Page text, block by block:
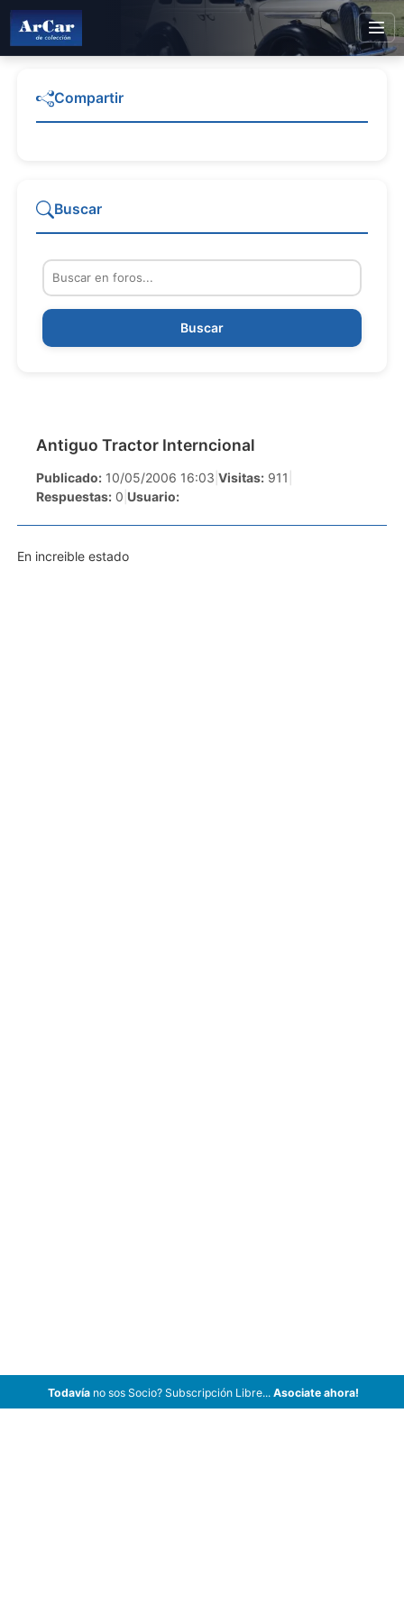
Antiguo Tractor Interncional
Publicado: 10/05/2006 16:03 Visitas: 911
Respuestas: 0 Usuario:
En increible estado
Compartir
Buscar
Buscar
Todavíano sos Socio? Subscripción Libre... Asociate ahora!